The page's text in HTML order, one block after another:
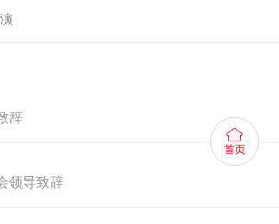
辞
领导致辞
首页